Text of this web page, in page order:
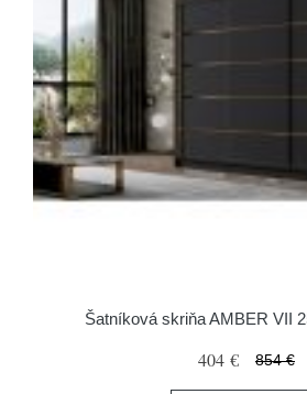
Šatníková skriňa AMBER VII
404 € 854 €